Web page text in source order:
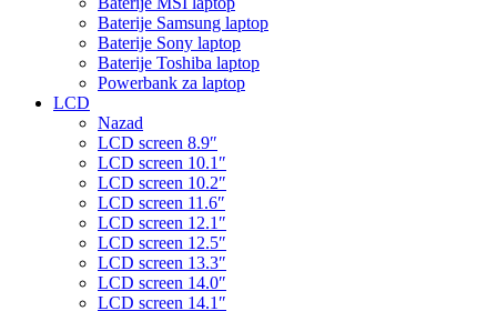
Baterije Samsung laptop
Baterije Sony laptop
Baterije Toshiba laptop
Powerbank za laptop
LCD
Nazad
LCD screen 8.9″
LCD screen 10.1″
LCD screen 10.2″
LCD screen 11.6″
LCD screen 12.1″
LCD screen 12.5″
LCD screen 13.3″
LCD screen 14.0″
LCD screen 14.1″